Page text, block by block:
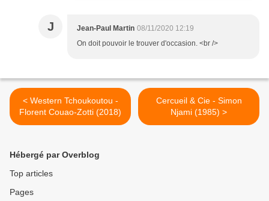
J Jean-Paul Martin 08/11/2020 12:19
On doit pouvoir le trouver d'occasion. <br />
< Western Tchoukoutou -
Florent Couao-Zotti (2018)
Cercueil & Cie - Simon
Njami (1985) >
Hébergé par Overblog
Top articles
Pages